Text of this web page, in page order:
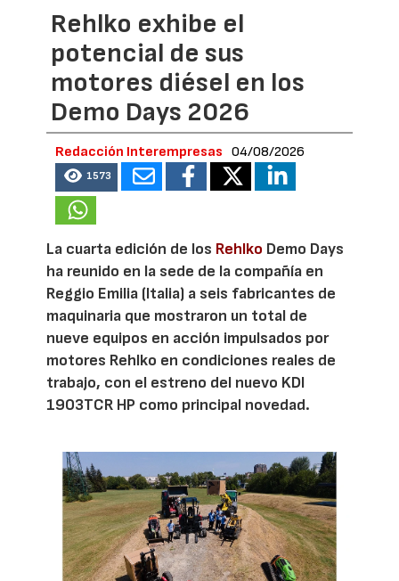
Rehlko exhibe el
potencial de sus
motores diésel en los
Demo Days 2026
Redacción Interempresas 04/08/2026
1573
La cuarta edición de los Rehlko Demo Days
ha reunido en la sede de la compañía en
Reggio Emilia (Italia) a seis fabricantes de
maquinaria que mostraron un total de
nueve equipos en acción impulsados por
motores Rehlko en condiciones reales de
trabajo, con el estreno del nuevo KDI
1903TCR HP como principal novedad.